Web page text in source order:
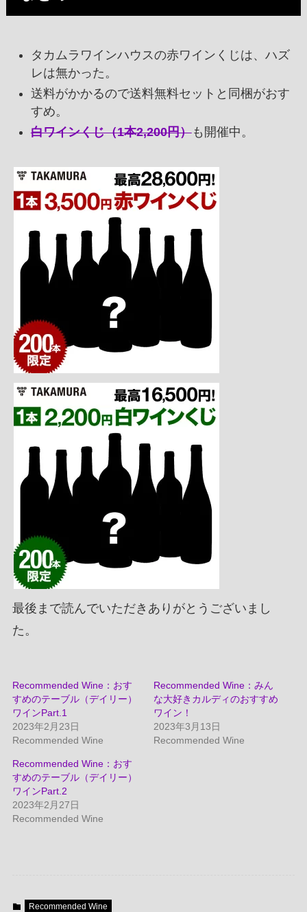
タカムラワインハウスの赤ワインくじは、ハズ
レは無かった。
送料がかかるので送料無料セットと同梱がおす
すめ。
白ワインくじ（1本2,200円）も開催中。
最後まで読んでいただきありがとうございまし
た。
Recommended Wine：おす
すめのテーブル（デイリー）
ワインPart.1
2023年2月23日
Recommended Wine
Recommended Wine：みん
な大好きカルディのおすすめ
ワイン！
2023年3月13日
Recommended Wine
Recommended Wine：おす
すめのテーブル（デイリー）
ワインPart.2
2023年2月27日
Recommended Wine
Recommended Wine